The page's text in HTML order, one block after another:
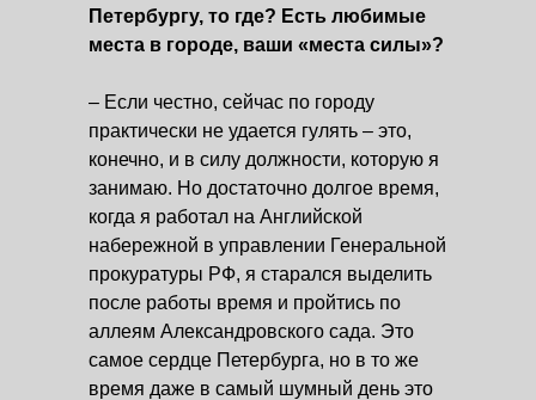
Петербургу, то где? Есть любимые
места в городе, ваши «места силы»?
– Если честно, сейчас по городу
практически не удается гулять – это,
конечно, и в силу должности, которую я
занимаю. Но достаточно долгое время,
когда я работал на Английской
набережной в управлении Генеральной
прокуратуры РФ, я старался выделить
после работы время и пройтись по
аллеям Александровского сада. Это
самое сердце Петербурга, но в то же
время даже в самый шумный день это